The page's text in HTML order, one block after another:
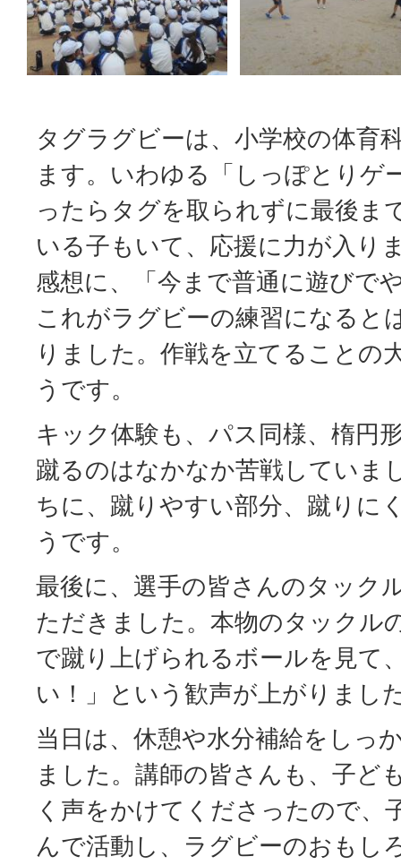
タグラグビーは、小学校の体育
ます。いわゆる「しっぽとりゲ
ったらタグを取られずに最後ま
いる子もいて、応援に力が入り
感想に、「今まで普通に遊びで
これがラグビーの練習になると
りました。作戦を立てることの
うです。
キック体験も、パス同様、楕円
蹴るのはなかなか苦戦していま
ちに、蹴りやすい部分、蹴りに
うです。
最後に、選手の皆さんのタック
ただきました。本物のタックル
で蹴り上げられるボールを見て
い！」という歓声が上がりまし
当日は、休憩や水分補給をしっ
ました。講師の皆さんも、子ど
く声をかけてくださったので、
んで活動し、ラグビーのおもし